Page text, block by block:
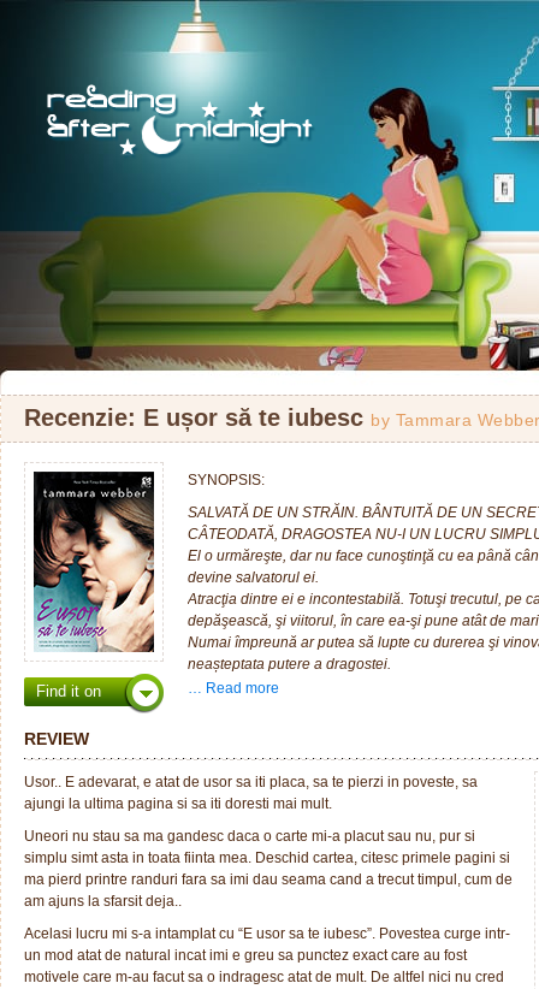
Recenzie: E ușor să te iubesc by Tammara
Find it on
SYNOPSIS:
SALVATĂ DE UN STRĂIN. BÂNTUITĂ DE UN
CÂTEODATĂ, DRAGOSTEA NU-I UN LUCRU
El o urmăreşte, dar nu face cunoştinţă cu ea până
devine salvatorul ei.
Atracţia dintre ei e incontestabilă. Totuşi trecutul, pe
depăşească, şi viitorul, în care ea-şi pune atât de
Numai împreună ar putea să lupte cu durerea şi
neașteptata putere a dragostei.
Citeste recenzia in engleza a cartii “Easy” de
… Read more
REVIEW
Usor.. E adevarat, e atat de usor sa iti placa, sa te pierzi in poveste, sa
ajungi la ultima pagina si sa iti doresti mai mult.
Uneori nu stau sa ma gandesc daca o carte mi-a placut sau nu, pur si
simplu simt asta in toata fiinta mea. Deschid cartea, citesc primele pagini si
ma pierd printre randuri fara sa imi dau seama cand a trecut timpul, cum de
am ajuns la sfarsit deja..
Acelasi lucru mi s-a intamplat cu “E usor sa te iubesc”. Povestea curge intr-
un mod atat de natural incat imi e greu sa punctez exact care au fost
motivele care m-au facut sa o indragesc atat de mult. De altfel nici nu cred